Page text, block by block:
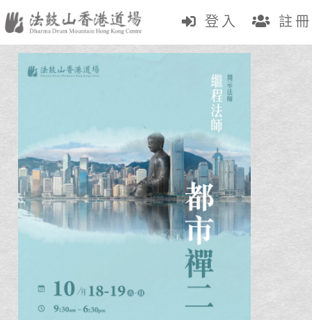
登入 註冊